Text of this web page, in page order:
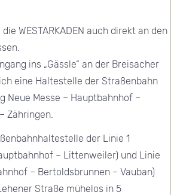
WESTARKADEN auch direkt an den
ins „Gässle“ an der Breisacher
eine Haltestelle der Straßenbahn
Neue Messe – Hauptbahnhof –
Zähringen.
der Linie 1
– Littenweiler) und Linie
– Bertoldsbrunnen – Vauban)
Straße mühelos in 5